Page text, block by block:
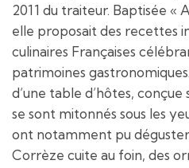
2011 du traiteur. Baptisée «
elle proposait des recettes
culinaires Françaises
patrimoines
d’une table d’hôtes,
se sont mitonnés sous les
ont notamment pu
Corrèze cuite au foin, des